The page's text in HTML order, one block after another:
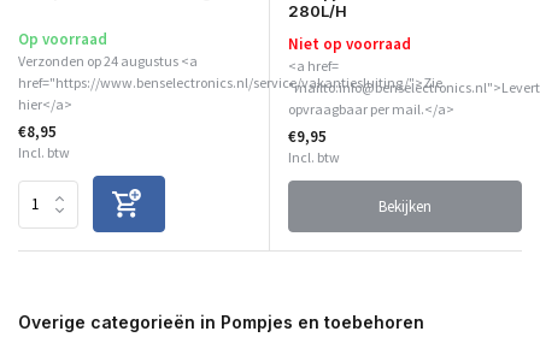
Op voorraad
Verzonden op 24 augustus <a
href="https://www.benselectronics.nl/service/vakantiesluiting/">Zie
hier</a>
€8,95
Incl. btw
280L/H
Niet op voorraad
<a href=
opvraagbaar per mail.</a>
€9,95
Incl. btw
Bekijken
Overige categorieën in Pompjes en toebehoren